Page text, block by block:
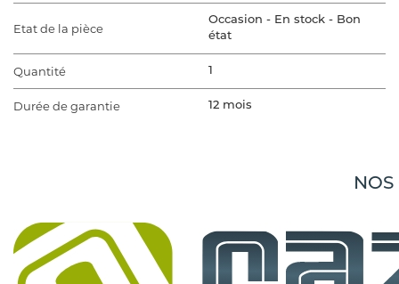
Etat de la pièce
Occasion - En stock - Bon
état
Quantité 1
Durée de garantie 12 mois
Modèle du véhicule ASX 1 PHASE 1
ASX 1 PHASE 1 1.8 DID - 16V
NOS